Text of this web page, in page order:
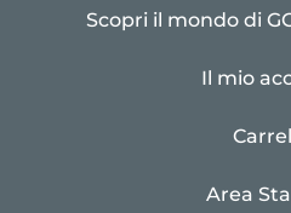
Scopri il mondo di
Il mio
Area